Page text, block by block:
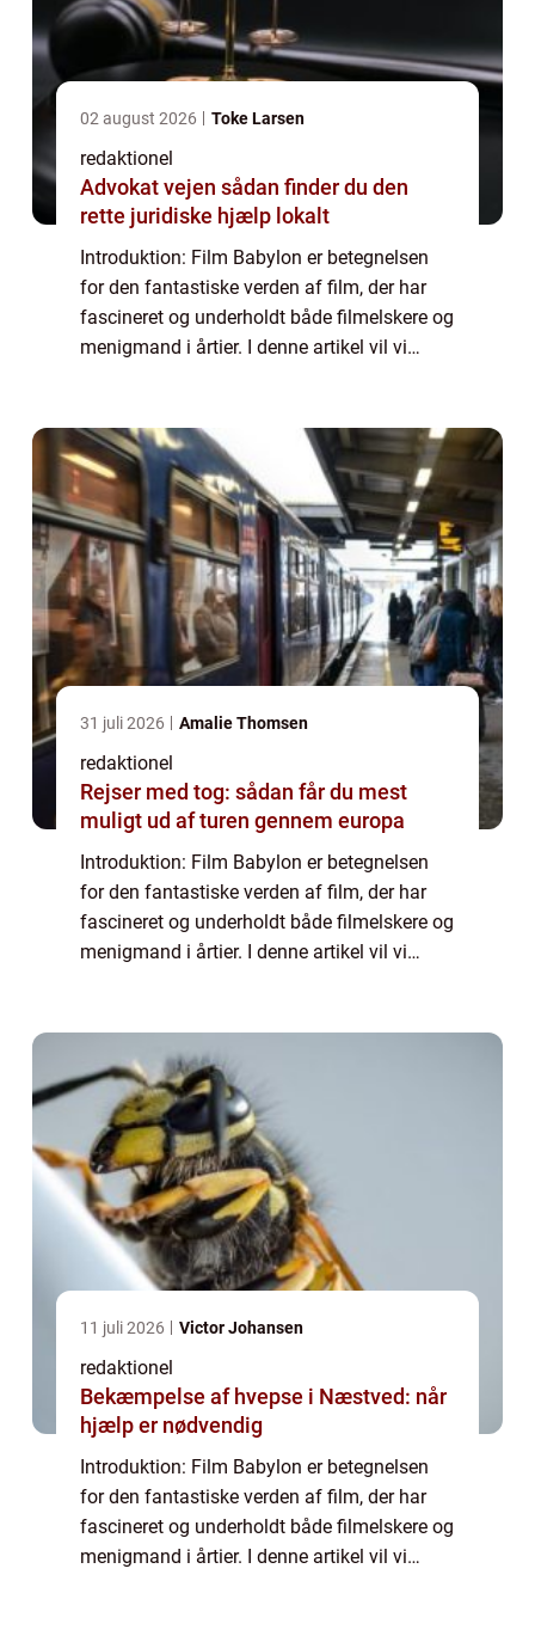
02 august 2026 Toke Larsen
redaktionel
Advokat vejen sådan finder du den
rette juridiske hjælp lokalt
Introduktion: Film Babylon er betegnelsen
for den fantastiske verden af film, der har
fascineret og underholdt både filmelskere og
menigmand i årtier. I denne artikel vil vi
31 juli 2026 Amalie Thomsen
redaktionel
Rejser med tog: sådan får du mest
muligt ud af turen gennem europa
Introduktion: Film Babylon er betegnelsen
for den fantastiske verden af film, der har
fascineret og underholdt både filmelskere og
menigmand i årtier. I denne artikel vil vi
11 juli 2026 Victor Johansen
redaktionel
Bekæmpelse af hvepse i Næstved: når
hjælp er nødvendig
Introduktion: Film Babylon er betegnelsen
for den fantastiske verden af film, der har
fascineret og underholdt både filmelskere og
menigmand i årtier. I denne artikel vil vi